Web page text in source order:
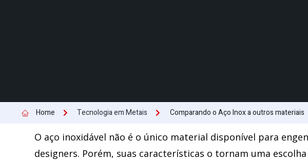
Home Tecnologia em Metais Comparando o Aço Inox a outros materiais
O aço inoxidável não é o único material disponível para
designers. Porém, suas características o tornam uma